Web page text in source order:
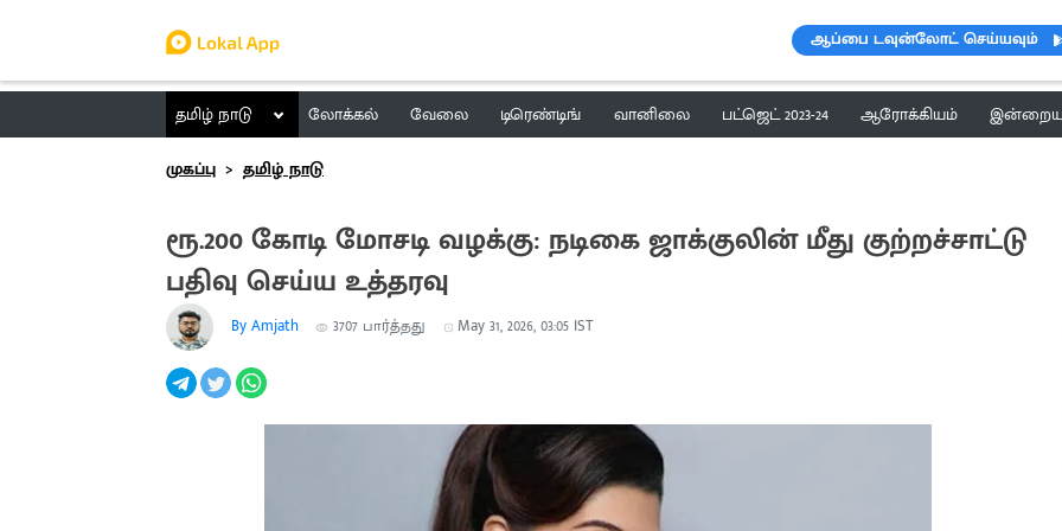
ஆப்பை டவுன்லோட் செய்யவும்
தமிழ் நாடு லோக்கல் வேலை டிரெண்டிங் வானிலை பட்ஜெட் 2023-24 ஆரோக்கியம் இன்றைய
முகப்பு
தமிழ் நாடு
ரூ.200 கோடி மோசடி வழக்கு: நடிகை ஜாக்குலின் மீது குற்றச்சாட்டு
பதிவு செய்ய உத்தரவு
By Amjath 3707 பார்த்தது May 31, 2026, 03:05 IST